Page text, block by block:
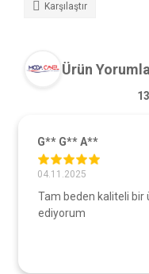
Karşılaştır
Ürün
G** G** A**
04.11.2025
Tam beden kaliteli bir
ediyorum